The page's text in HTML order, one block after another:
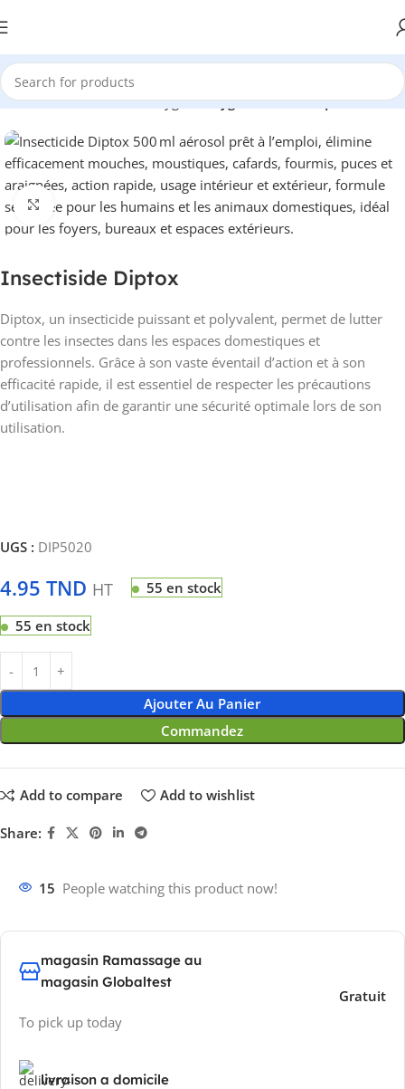
Accueil Désinfection et Hygiène Hygiène domestique
Click to enlarge
Insectiside Diptox
Diptox, un insecticide puissant et polyvalent, permet de lutter
contre les insectes dans les espaces domestiques et
professionnels. Grâce à son vaste éventail d’action et à son
efficacité rapide, il est essentiel de respecter les précautions
d’utilisation afin de garantir une sécurité optimale lors de son
utilisation.
UGS : DIP5020
4.95 TND HT 55 en stock
55 en stock
Ajouter Au Panier
Commandez
Add to compare Add to wishlist
Share:
15 People watching this product now!
magasin Ramassage au
magasin Globaltest
To pick up today
Gratuit
livraison a domicile